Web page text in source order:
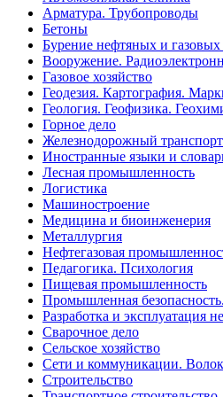
Арматура. Трубопроводы
Бетоны
Бурение нефтяных и
Вооружение.
Газовое хозяйство
Геодезия. Картография.
Геология. Геофизика.
Горное дело
Железнодорожный транспорт
Иностранные языки и
Лесная промышленность
Логистика
Машиностроение
Медицина и биоинженерия
Металлургия
Нефтегазовая
Педагогика. Психология
Пищевая промышленность
Промышленная
Разработка и эксплуатация
Сварочное дело
Сельское хозяйство
Сети и коммуникации.
Строительство